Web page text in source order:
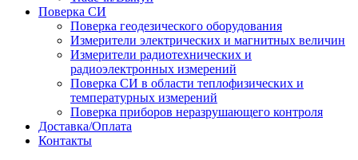
Поверка СИ
Поверка геодезического оборудования
Измерители электрических и магнитных величин
Измерители радиотехнических и
радиоэлектронных измерений
Поверка СИ в области теплофизических и
температурных измерений
Поверка приборов неразрушающего контроля
Доставка/Оплата
Контакты